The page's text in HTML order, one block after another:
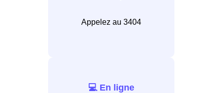
Appelez au 3404
💻 En ligne